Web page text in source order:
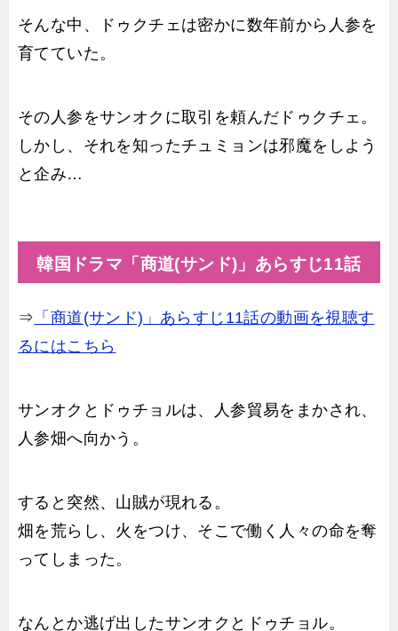
そんな中、ドゥクチェは密かに数年前から人参を
育てていた。
その人参をサンオクに取引を頼んだドゥクチェ。
しかし、それを知ったチュミョンは邪魔をしよう
と企み…
韓国ドラマ「商道(サンド)」あらすじ11話
⇒ 「商道(サンド)」あらすじ11話の動画を視聴す
るにはこちら
サンオクとドゥチョルは、人参貿易をまかされ、
人参畑へ向かう。
すると突然、山賊が現れる。
畑を荒らし、火をつけ、そこで働く人々の命を奪
ってしまった。
なんとか逃げ出したサンオクとドゥチョル。